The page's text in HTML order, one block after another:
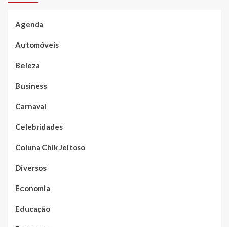
Agenda
Automóveis
Beleza
Business
Carnaval
Celebridades
Coluna Chik Jeitoso
Diversos
Economia
Educação